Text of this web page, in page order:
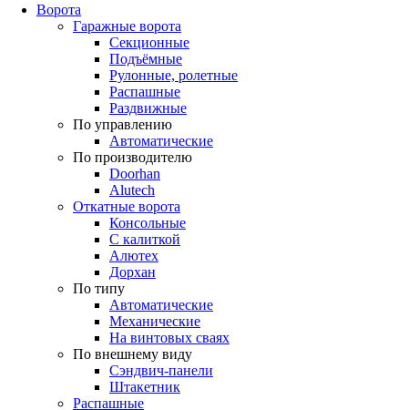
Ворота
Гаражные ворота
Секционные
Подъёмные
Рулонные, ролетные
Распашные
Раздвижные
По управлению
Автоматические
По производителю
Doorhan
Alutech
Откатные ворота
Консольные
С калиткой
Алютех
Дорхан
По типу
Автоматические
Механические
На винтовых сваях
По внешнему виду
Сэндвич-панели
Штакетник
Распашные